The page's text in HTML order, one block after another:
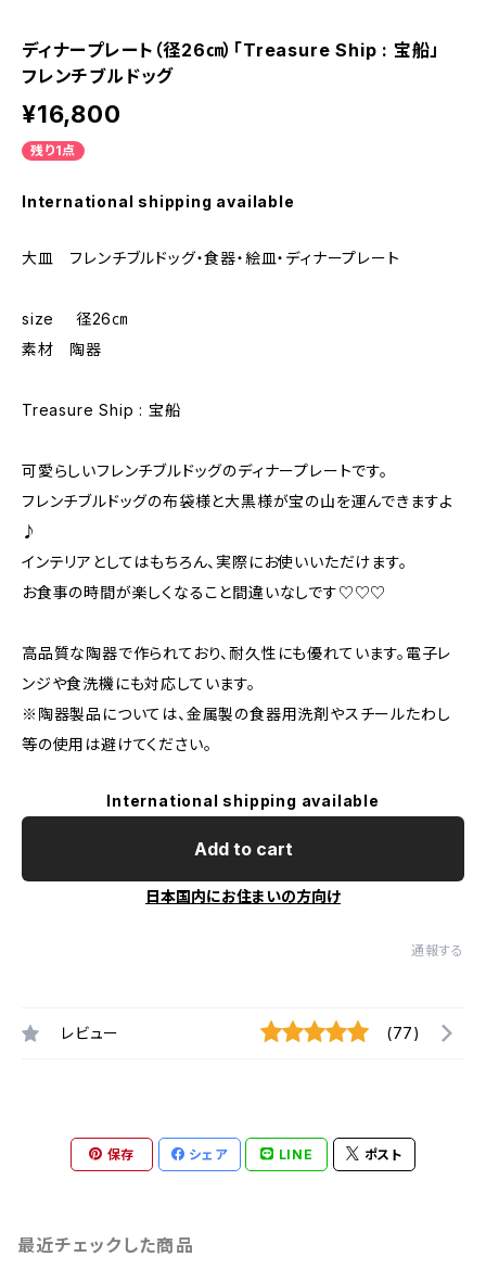
ディナープレート（径26㎝）「Treasure Ship : 宝船」
フレンチブルドッグ
¥16,800
残り1点
International shipping available
大皿 フレンチブルドッグ・食器・絵皿・ディナープレート
size 径26㎝
素材 陶器
Treasure Ship : 宝船
可愛らしいフレンチブルドッグのディナープレートです。
フレンチブルドッグの布袋様と大黒様が宝の山を運んできますよ
♪
インテリアとしてはもちろん、実際にお使いいただけます。
お食事の時間が楽しくなること間違いなしです♡♡♡
高品質な陶器で作られており、耐久性にも優れています。電子レ
ンジや食洗機にも対応しています。
※陶器製品については、金属製の食器用洗剤やスチールたわし
等の使用は避けてください。
International shipping available
Add to cart
日本国内にお住まいの方向け
通報する
レビュー (77)
保存 シェア LINE ポスト
最近チェックした商品